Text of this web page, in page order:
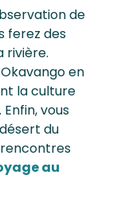
de
ferez des
rivière.
en
la culture
vous
du
rencontres
au